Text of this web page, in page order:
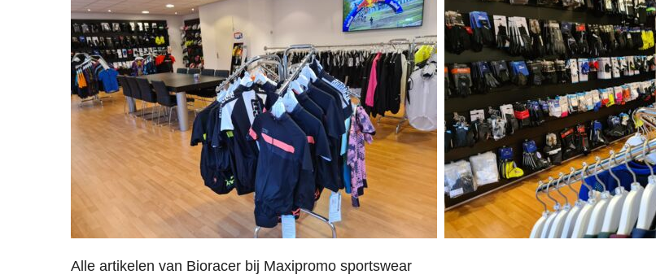
Alle artikelen van Bioracer bij Maxipromo sportswear